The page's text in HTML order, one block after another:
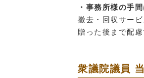
・事務所様の手
撤去・回収サービ
贈った後まで配
衆議院議員